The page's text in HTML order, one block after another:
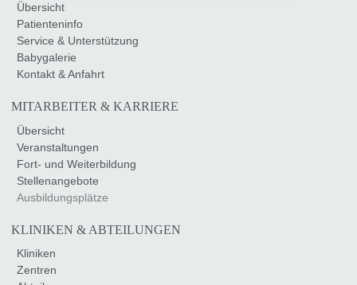
Übersicht
Patienteninfo
Service & Unterstützung
Babygalerie
Kontakt & Anfahrt
MITARBEITER & KARRIERE
Übersicht
Veranstaltungen
Fort- und Weiterbildung
Stellenangebote
Ausbildungsplätze
KLINIKEN & ABTEILUNGEN
Kliniken
Zentren